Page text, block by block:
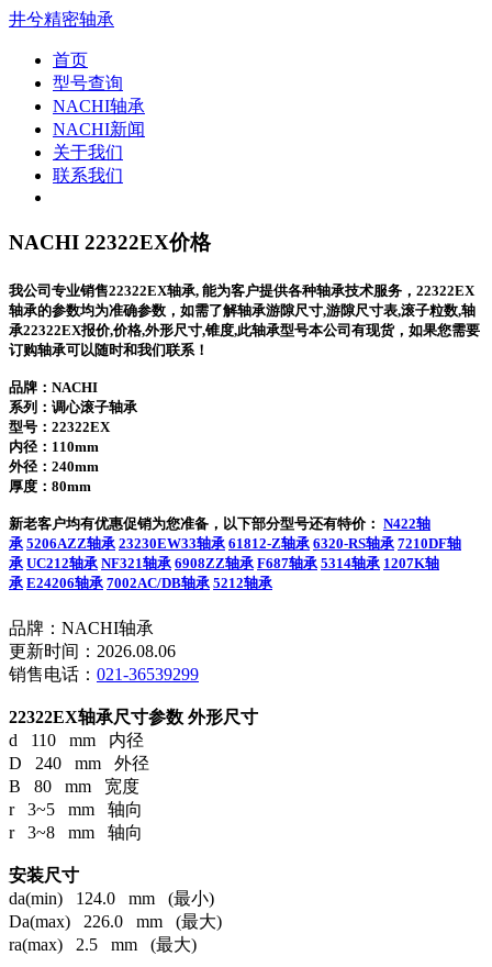
井兮精密轴承
首页
型号查询
NACHI轴承
NACHI新闻
关于我们
联系我们
NACHI 22322EX价格
我公司专业销售22322EX轴承, 能为客户提供各种轴承技术服务，22322EX
轴承的参数均为准确参数，如需了解轴承游隙尺寸,游隙尺寸表,滚子粒数,轴
承22322EX报价,价格,外形尺寸,锥度,此轴承型号本公司有现货，如果您需要
订购轴承可以随时和我们联系！
品牌：NACHI
系列：调心滚子轴承
型号： 22322EX
内径：110mm
外径：240mm
厚度：80mm
新老客户均有优惠促销为您准备，以下部分型号还有特价： N422轴
承 5206AZZ轴承 23230EW33轴承 61812-Z轴承 6320-RS轴承 7210DF轴
承 UC212轴承 NF321轴承 6908ZZ轴承 F687轴承 5314轴承 1207K轴
承 E24206轴承 7002AC/DB轴承 5212轴承
品牌：NACHI轴承
更新时间：2026.08.06
销售电话： 021-36539299
22322EX轴承尺寸参数 外形尺寸
d 110 mm 内径
D 240 mm 外径
B 80 mm 宽度
r 3~5 mm 轴向
r 3~8 mm 轴向
安装尺寸
da(min) 124.0 mm (最小)
Da(max) 226.0 mm (最大)
ra(max) 2.5 mm (最大)